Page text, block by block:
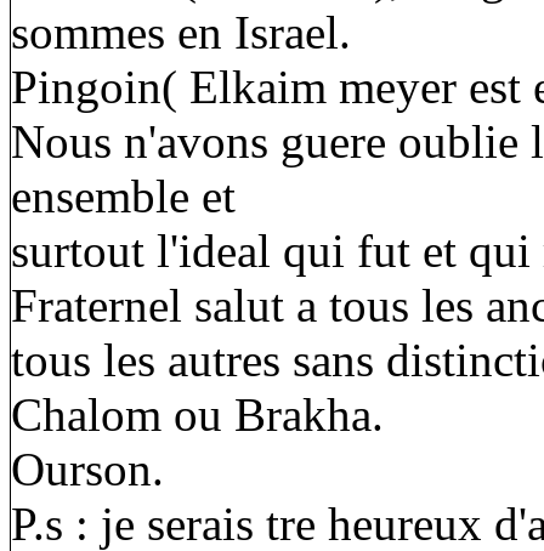
sommes en Israel.
Pingoin( Elkaim meyer est
Nous n'avons guere oublie
ensemble et
surtout l'ideal qui fut et qui
Fraternel salut a tous les
tous les autres sans
Chalom ou Brakha.
Ourson.
P.s : je serais tre heureux